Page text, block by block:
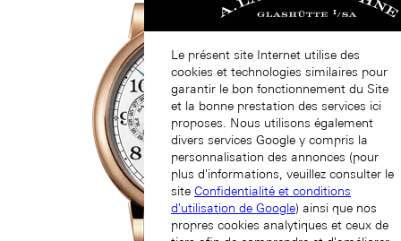
Le présent site Internet utilise des
cookies et technologies similaires pour
garantir le bon fonctionnement du Site
et la bonne prestation des services ici
proposes. Nous utilisons également
divers services Google y compris la
personnalisation des annonces (pour
plus d'informations, veuillez consulter le
site Confidentialité et conditions
d'utilisation de Google) ainsi que nos
propres cookies analytiques et ceux de